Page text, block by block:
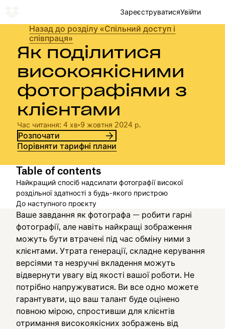
ЗареєструватисяУвійти
Назад до розділу «Спільний доступ і
співпраця»
Як поділитися
високоякісними
фотографіями з
клієнтами
Час читання: 4 хв•9 жовтня 2024 р.
Розпочати
Порівняти тарифні плани
Table of contents
Найкращий спосіб надсилати фотографії високої
роздільної здатності з будь-якого пристрою
До наступного проєкту
Ваше завдання як фотографа — робити гарні
фотографії, але навіть найкращі зображення
можуть бути втрачені під час обміну ними з
клієнтами. Утрата генерації, складне керування
версіями та незручні вкладення можуть
відвернути увагу від якості вашої роботи. Не
потрібно напружуватися. Ви все одно можете
гарантувати, що ваш талант буде оцінено
повною мірою, спростивши для клієнтів
отримання високоякісних зображень від